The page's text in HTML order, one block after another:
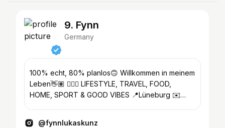
9. Fynn
Germany
100% echt, 80% planlos🙃 Willkommen in meinem
Leben👋🏽 💁🏽‍♂️ LIFESTYLE, TRAVEL, FOOD,
HOME, SPORT & GOOD VIBES 📍Lüneburg ✉️
@fynnlukaskunz